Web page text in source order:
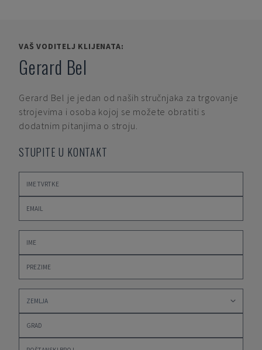
VAŠ VODITELJ KLIJENATA:
Gerard Bel
Gerard Bel je jedan od naših stručnjaka za trgovanje
strojevima i osoba kojoj se možete obratiti s
dodatnim pitanjima o stroju.
STUPITE U KONTAKT